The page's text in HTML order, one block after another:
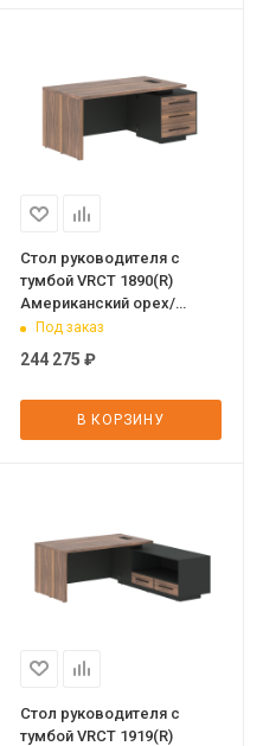
Стол руководителя с
тумбой VRCT 1890(R)
Американский орех/
Черный матовый/Яшма
черный 1800х900х750 VE
Под заказ
244 275 ₽
В КОРЗИНУ
Стол руководителя с
тумбой VRCT 1919(R)